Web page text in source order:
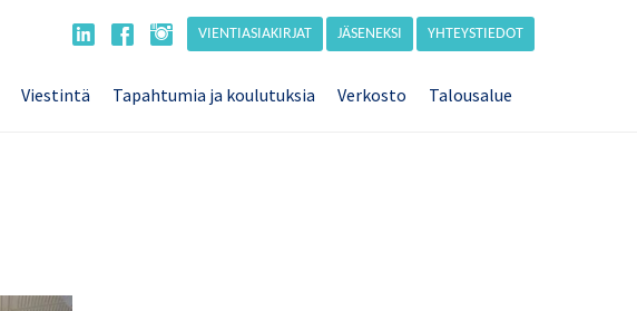
VIENTIASIAKIRJAT JÄSENEKSI YHTEYSTIEDOT
Viestintä Tapahtumia ja koulutuksia Verkosto Talousalue